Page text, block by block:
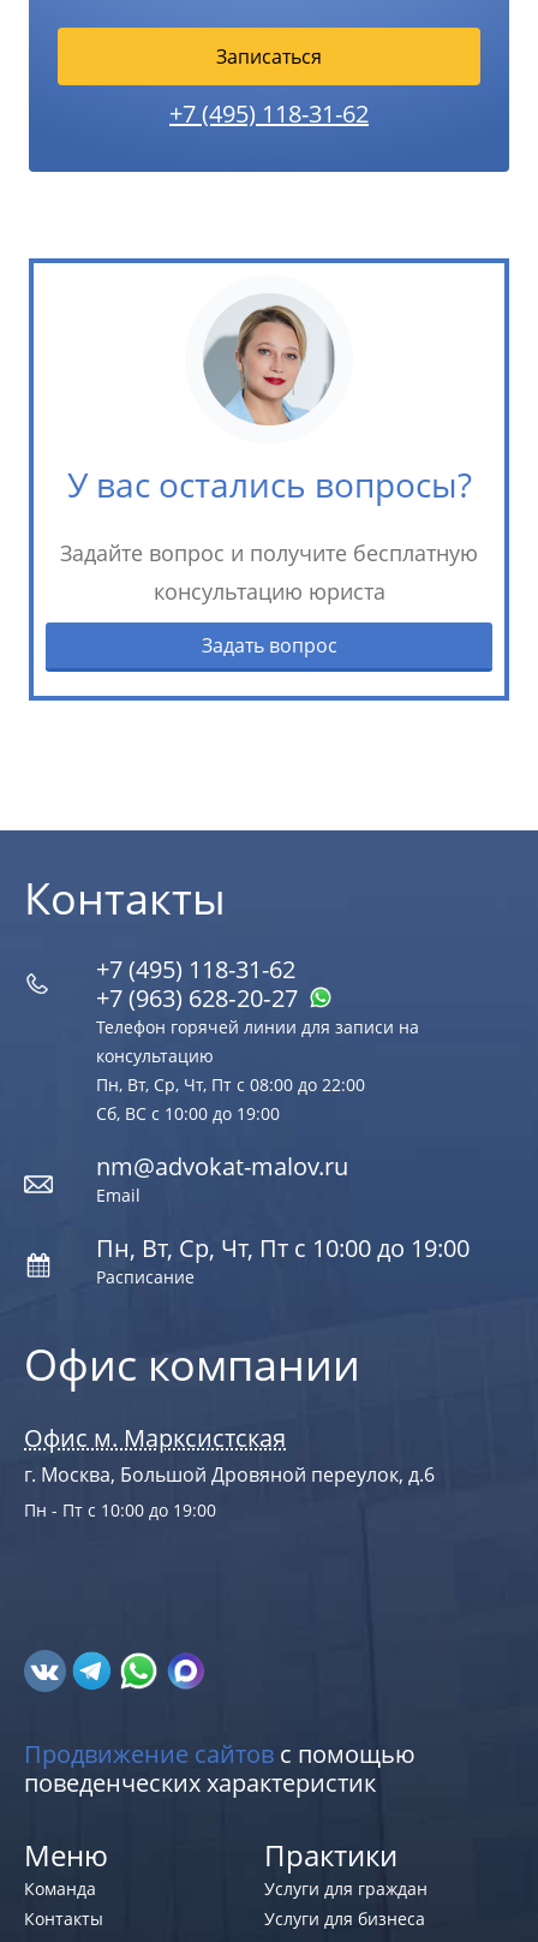
Записаться
+7 (495) 118-31-62
У вас остались вопросы?
Задайте вопрос и получите бесплатную
консультацию юриста
Задать вопрос
Офис компании
Офис м. Марксистская
г. Москва, Большой Дровяной переулок, д.6
Пн - Пт с 10:00 до 19:00
Контакты
+7 (495) 118-31-62
+7 (963) 628‑20‑27
Телефон горячей линии для записи на
консультацию
Пн, Вт, Ср, Чт, Пт с 08:00 до 22:00
Сб, ВС с 10:00 до 19:00
nm@advokat-malov.ru
Email
Пн, Вт, Ср, Чт, Пт с 10:00 до 19:00
Расписание
Продвижение сайтов с помощью
поведенческих характеристик
Меню
Команда
Контакты
Практики
Услуги для граждан
Услуги для бизнеса